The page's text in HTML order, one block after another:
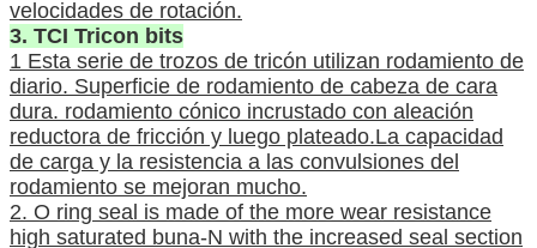
velocidades de rotación.
3. TCI Tricon bits
1 Esta serie de trozos de tricón utilizan rodamiento de
diario. Superficie de rodamiento de cabeza de cara
dura. rodamiento cónico incrustado con aleación
reductora de fricción y luego plateado.La capacidad
de carga y la resistencia a las convulsiones del
rodamiento se mejoran mucho.
2. O ring seal is made of the more wear resistance
high saturated buna-N with the increased seal section